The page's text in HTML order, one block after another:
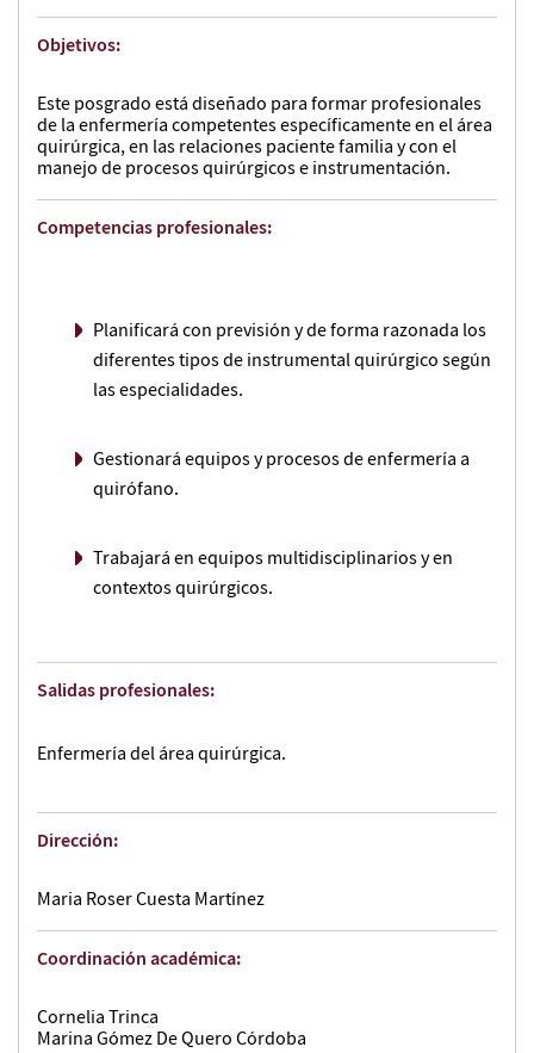
Objetivos:
Este posgrado está diseñado para formar profesionales
de la enfermería competentes específicamente en el área
quirúrgica, en las relaciones paciente familia y con el
manejo de procesos quirúrgicos e instrumentación.
Competencias profesionales:
Planificará con previsión y de forma razonada los
diferentes tipos de instrumental quirúrgico según
las especialidades.
Gestionará equipos y procesos de enfermería a
quirófano.
Trabajará en equipos multidisciplinarios y en
contextos quirúrgicos.
Salidas profesionales:
Enfermería del área quirúrgica.
Dirección:
Maria Roser Cuesta Martínez
Coordinación académica:
Cornelia Trinca
Marina Gómez De Quero Córdoba